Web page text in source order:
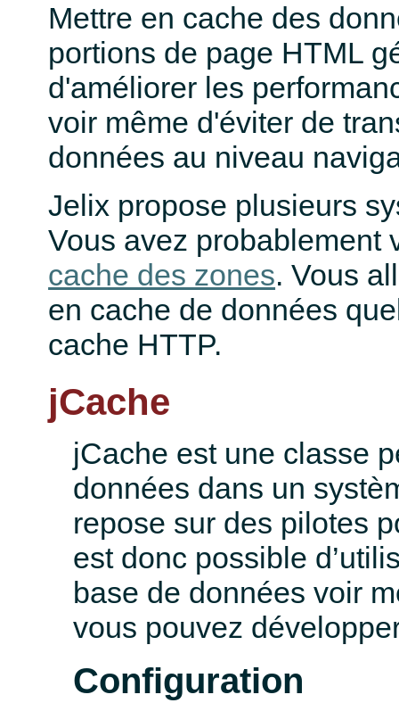
Mettre en cache des
portions de page HTML
d'améliorer les
voir même d'éviter de
données au niveau
Jelix propose plusieurs
Vous avez probablement
cache des zones. Vous
en cache de données
cache HTTP.
jCache
jCache est une classe
données dans un
repose sur des pilotes
est donc possible
base de données voir
vous pouvez
Configuration